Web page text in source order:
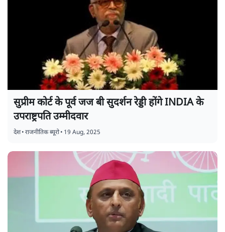
सुप्रीम कोर्ट के पूर्व जज बी सुदर्शन रेड्डी होंगे INDIA के
उपराष्ट्रपति उम्मीदवार
देश•राजनीतिक ब्यूरो• 19 Aug, 2025